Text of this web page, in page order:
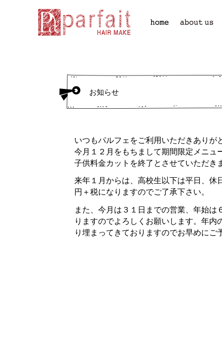
お知らせ
いつもパルフェをご利用いただきありが
今月１２月をもちまして期間限定メニュ
子供料金カットを終了とさせていただき
来年１月からは、高校生以下は平日、休
円＋税になりますのでご了承下さい。
また、今月は３１日までの営業、年始は
りますのでよろしくお願いします。年内
り埋まってきておりますのでお早めにご